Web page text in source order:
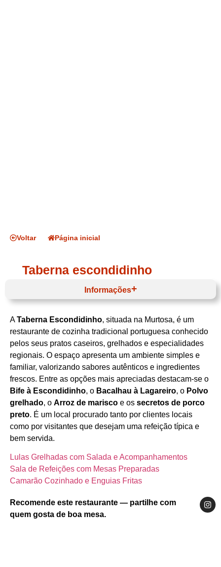
Voltar Página inicial
Taberna escondidinho
ATaberna Escondidinho, situada na Murtosa, é um
restaurante de cozinha tradicional portuguesa conhecido
pelos seus pratos caseiros, grelhados e especialidades
regionais. O espaço apresenta um ambiente simples e
familiar, valorizando sabores autênticos e ingredientes
frescos. Entre as opções mais apreciadas destacam‑se o
Bife à Escondidinho, o Bacalhau à Lagareiro, o Polvo
grelhado, o Arroz de marisco e os secretos de porco
preto. É um local procurado tanto por clientes locais
como por visitantes que desejam uma refeição típica e
bem servida.
Lulas Grelhadas com Salada e Acompanhamentos
Sala de Refeições com Mesas Preparadas
Camarão Cozinhado e Enguias Fritas
Recomende este restaurante — partilhe com
quem gosta de boa mesa.
Informações
Horário de funcionamento